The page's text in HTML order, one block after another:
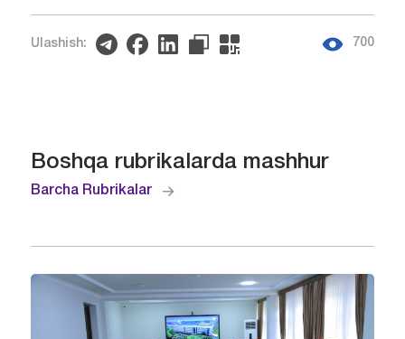
Ulashish: 700
Boshqa rubrikalarda mashhur
Barcha Rubrikalar